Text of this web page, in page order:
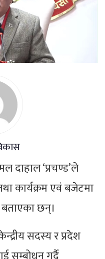
दाहाल ‘प्रचण्ड’ले
कार्यक्रम एवं बजेटमा
बताएका छन्।
सदस्य र प्रदेश